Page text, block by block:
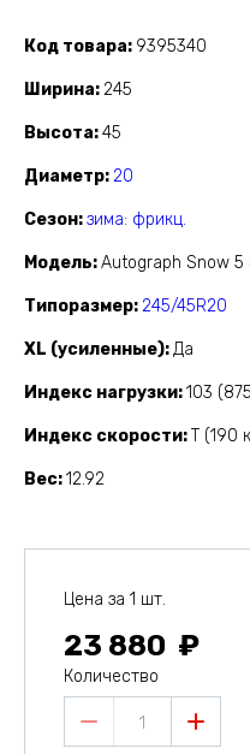
Код товара 9395340
Ширина 245
Высота 45
Диаметр 20
Сезон зима: фрикц.
Модель Autograph Snow 5
Типоразмер 245/45R20
XL (усиленные) Да
Индекс нагрузки 103
Индекс скорости T (190
Вес 12.92
Цена за 1 шт.
23 880
Количество
1